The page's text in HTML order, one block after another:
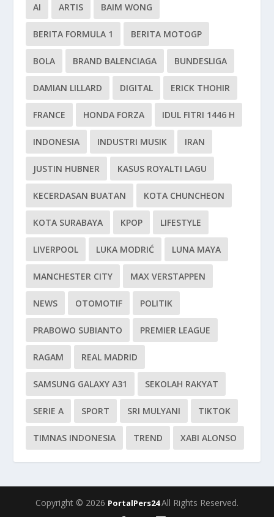
AI ARTIS BAIM WONG
BERITA FORMULA 1 BERITA MOTOGP
BOLA BRAND BALENCIAGA BUNDESLIGA
DAMIAN LILLARD DIGITAL ERICK THOHIR
FRANCE HONDA FORZA IDUL FITRI 1446 H
INDONESIA INDUSTRI MUSIK IRAN
JUSTIN HUBNER KASUS ROYALTI LAGU
KECERDASAN BUATAN KOTA CHUNCHEON
KOTA SURABAYA KPOP LIFESTYLE
LIVERPOOL LUKA MODRIĆ LUNA MAYA
MANCHESTER CITY MAX VERSTAPPEN
NEWS OTOMOTIF POLITIK
PRABOWO SUBIANTO PREMIER LEAGUE
RAGAM REAL MADRID
SAMSUNG GALAXY A31 SEKOLAH RAKYAT
SERIE A SPORT SRI MULYANI TIKTOK
TIMNAS INDONESIA TREND XABI ALONSO
Copyright © 2026 PortalPers24All Rights Reserved.